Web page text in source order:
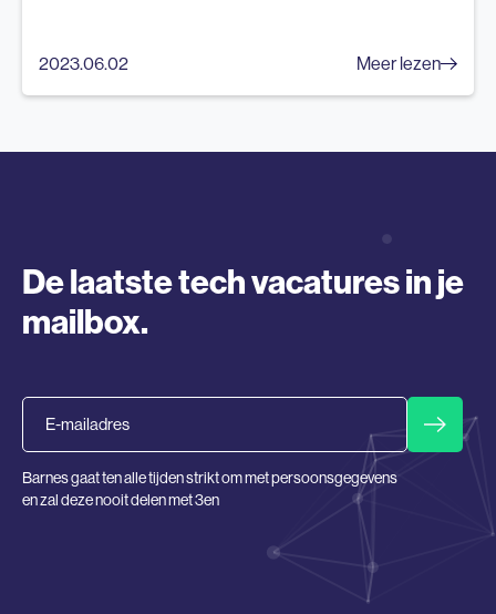
2023.06.02 Meer lezen
De laatste tech vacatures in je
mailbox.
Barnes gaat ten alle tijden strikt om met persoonsgegevens
en zal deze nooit delen met 3en